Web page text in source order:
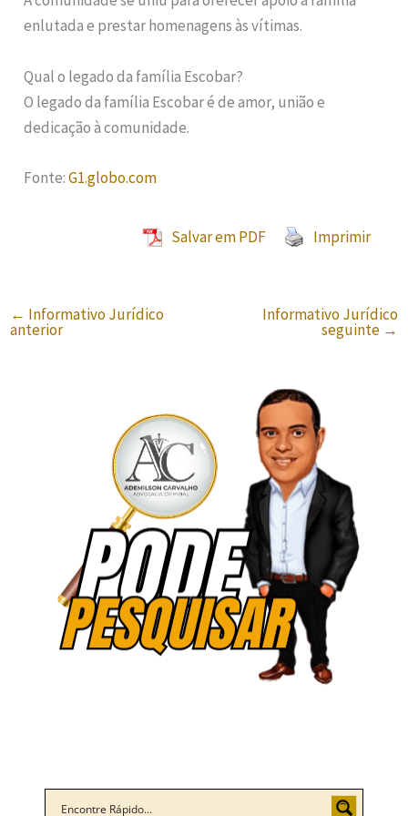
enlutada e prestar homenagens às vítimas.
Qual o legado da família Escobar?
O legado da família Escobar é de amor, união e
dedicação à comunidade.
Fonte:G1.globo.com
Salvar em PDF Imprimir
← Informativo Jurídico
anterior
Informativo Jurídico
seguinte →